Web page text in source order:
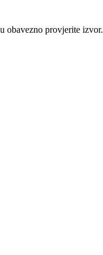
obavezno provjerite izvor.